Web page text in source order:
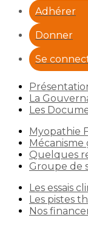
Adhérer
Donner
Se
La
Les
Myopathie
Quelques
Groupe de
Les essais
Les pistes
Nos